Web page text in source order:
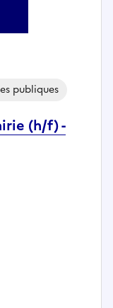
(h/f) -
publiques
de mairie